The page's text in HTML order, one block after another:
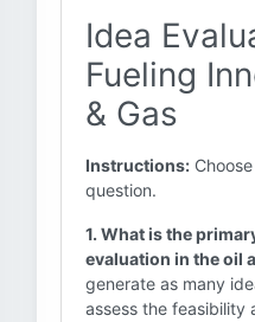
Idea
Fueling
& Gas
Instructions:
question.
1. What is the
evaluation in the oil
generate as many
assess the feasibility